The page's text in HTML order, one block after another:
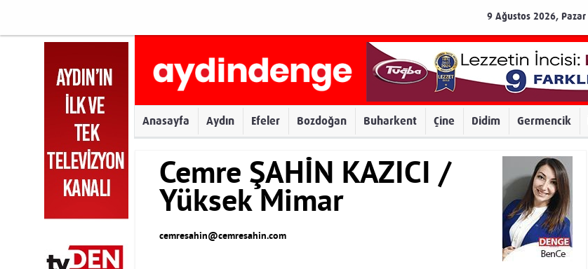
9 Ağustos 2026, Pazar
Anasayfa Aydın Efeler Bozdoğan Buharkent Çine Didim Germencik
Cemre ŞAHİN KAZICI /
Yüksek Mimar
cemresahin@cemresahin.com